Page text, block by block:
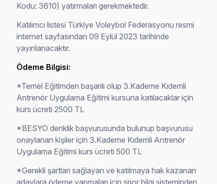
Kodu: 3610) yatırmaları gerekmektedir.
Katılımcı listesi Türkiye Voleybol Federasyonu resmi
internet sayfasından 09 Eylül 2023 tarihinde
yayınlanacaktır.
Ödeme Bilgisi:
*Temel Eğitimden başarılı olup 3.Kademe Kıdemli
Antrenör Uygulama Eğitimi kursuna katılacaklar için
kurs ücreti 2500 TL
*BESYO denklik başvurusunda bulunup başvurusu
onaylanan kişiler için 3.Kademe Kıdemli Antrenör
Uygulama Eğitimi kurs ücreti 500 TL
*Gerekli şartları sağlayan ve katılmaya hak kazanan
adaylara ödeme yapmaları için spor bilgi sisteminden